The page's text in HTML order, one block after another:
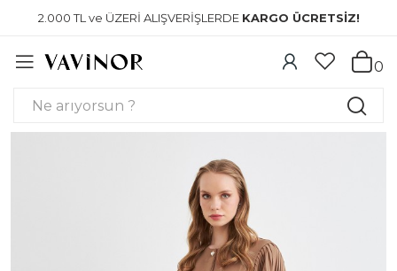
2.000 TL ve ÜZERİ ALIŞVERİŞLERDE KARGO ÜCRETSİZ!
0